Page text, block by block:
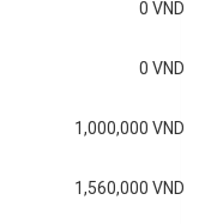
0 VND
0 VND
1,000,000 VND
1,560,000 VND